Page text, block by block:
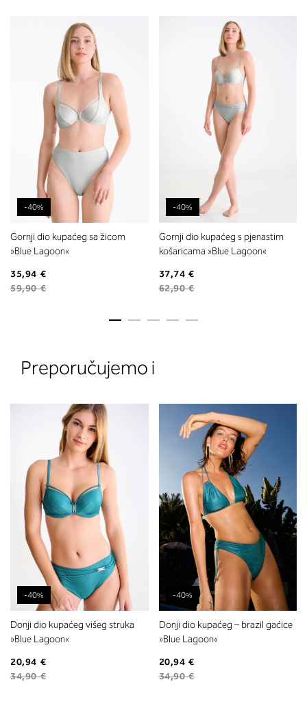
-40%
Gornji dio kupaćeg sa žicom
»Blue Lagoon«
35,94 €
59,90 €
-40%
Gornji dio kupaćeg s pjenastim
košaricama »Blue Lagoon«
37,74 €
62,90 €
Preporučujemo i
-40%
Donji dio kupaćeg višeg struka
»Blue Lagoon«
20,94 €
34,90 €
-40%
Donji dio kupaćeg – brazil gaćice
»Blue Lagoon«
20,94 €
34,90 €
2. Prsni obseg
Izmerite prsni obseg. Šiviljski
položite čez hrbet v višini
izreza in čez prsi, v višini bradavic
vdolbine med prsmi. V razdelku 2.
boste prebrali, katera globina
ustreza vaši meri (A, B …) – iščite v
stolpcu, ki ste ga določili s
obsegom.